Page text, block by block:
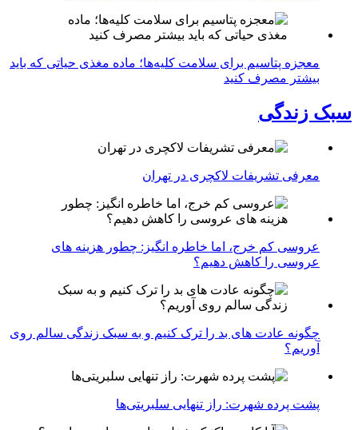
معجزه پتاسیم برای سلامت کلیه‌ها؛ ماده مغذی حیاتی که باید
بیشتر مصرف کنید
سبک زندگی
معرفی تشریفات لاکچری در تهران
عروسی کم خرج، اما خاطره انگیز: چطور هزینه های
عروسی را کاهش دهیم؟
چگونه عادت‌ های بد را ترک کنیم و به سبک زندگی سالم روی
آوریم؟
پشت پرده شهرت: راز تنهایی سلبریتی‌ها